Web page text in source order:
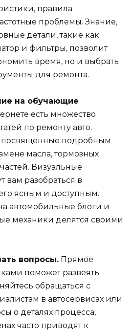
правила
проблемы. Знание,
детали, такие как
и фильтры, позволит
время, но и выбрать
для ремонта.
на обучающие
есть множество
по ремонту авто.
посвященные подробным
масла, тормозных
Визуальные
вам разобраться в
ясным и доступным.
автомобильные блоги и
механики делятся своими
вопросы. Прямое
поможет развеять
обращаться с
в автосервисах или
о деталях процесса,
часто приводят к